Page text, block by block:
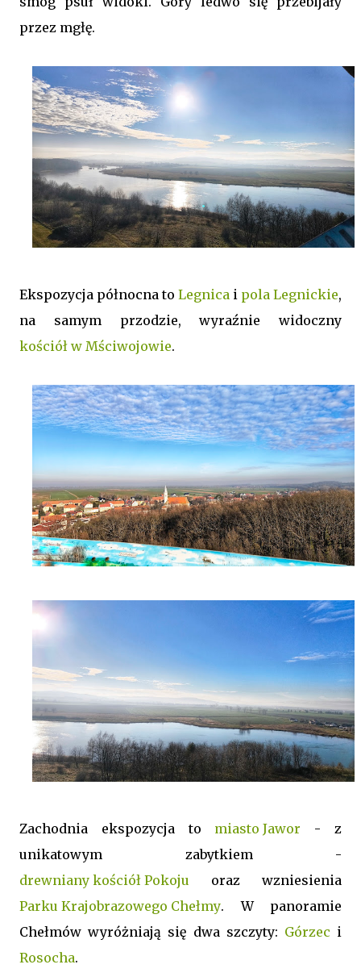
przez mgłę.
Ekspozycja północna to Legnica i pola Legnickie,
na samym przodzie, wyraźnie widoczny
kościół w Mściwojowie.
Zachodnia ekspozycja to miasto Jawor - z
unikatowym zabytkiem -
drewniany kościół Pokoju oraz wzniesienia
Parku Krajobrazowego Chełmy. W panoramie
Chełmów wyróżniają się dwa szczyty: Górzec i
Rosocha.